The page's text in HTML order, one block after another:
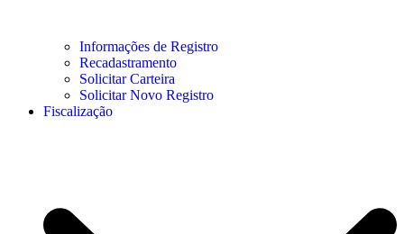
Informações de Registro
Recadastramento
Solicitar Carteira
Solicitar Novo Registro
Fiscalização